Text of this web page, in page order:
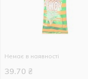
Немає в наявності
39.70 ₴